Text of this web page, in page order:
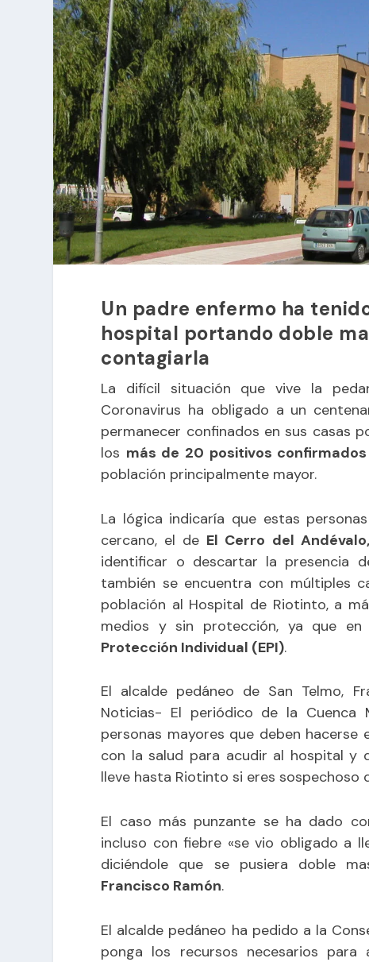
Un padre enfermo ha
hospital portando doble
contagiarla
La difícil situación que vive la
Coronavirus ha obligado a un
permanecer confinados en sus casas
los más de 20 positivos confirmados
población principalmente mayor.
La lógica indicaría que estas
cercano, el de El Cerro del Andévalo,
identificar o descartar la presencia
también se encuentra con múltiples
población al Hospital de Riotinto, a
medios y sin protección, ya que
Protección Individual (EPI).
El alcalde pedáneo de San Telmo,
Noticias- El periódico de la Cuenca
personas mayores que deben
con la salud para acudir al hospital y
lleve hasta Riotinto si eres sospechoso
El caso más punzante se ha dado
incluso con fiebre «se vio obligado a
diciéndole que se pusiera doble
Francisco Ramón.
El alcalde pedáneo ha pedido a la
ponga los recursos necesarios